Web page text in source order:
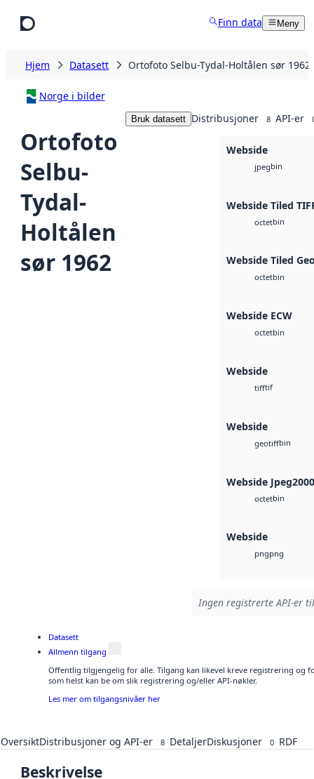
Finn data Meny
Hjem Datasett Ortofoto Selbu-Tydal-Holtålen sør 1962
Norge i bilder
Ortofoto
Selbu-
Tydal-
Holtålen
sør 1962
Bruk datasett Distribusjoner 8 API-er
Webside
jpegbin
Webside Tiled
octetbin
Webside Tiled
octetbin
Webside ECW
octetbin
Webside
tifftif
Webside
geotiffbin
Webside Jpeg2000
octetbin
Webside
pngpng
Ingen registrerte API-er
Datasett
Allmenn tilgang
Offentlig tilgjengelig for alle. Tilgang kan likevel kreve registrering og
som helst kan be om slik registrering og/eller API-nøkler.
Les mer om tilgangsnivåer her
OversiktDistribusjoner og API-er 8 DetaljerDiskusjoner 0 RDF
Beskrivelse